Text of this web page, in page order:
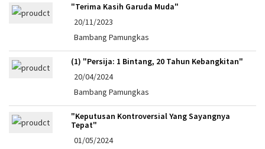
"Terima Kasih Garuda Muda"
20/11/2023
Bambang Pamungkas
(1) "Persija: 1 Bintang, 20 Tahun Kebangkitan"
20/04/2024
Bambang Pamungkas
"Keputusan Kontroversial Yang Sayangnya
Tepat"
01/05/2024